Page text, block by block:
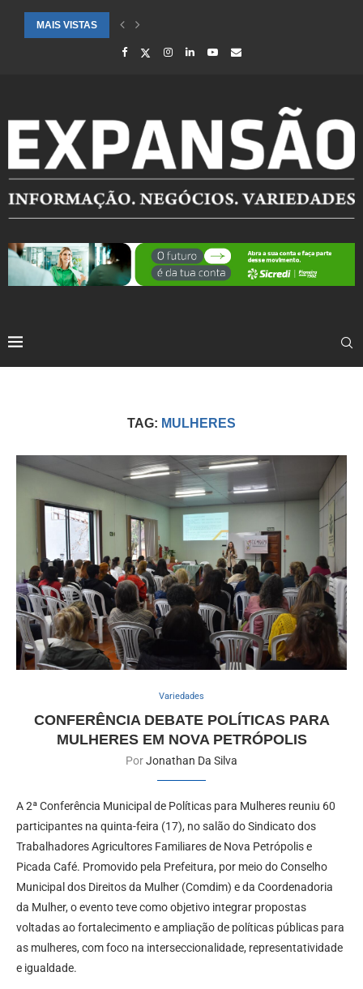
MAIS VISTAS
CIDADES ATENDIDAS PELO SEBRAE RS SÃO DESTAQUE EM
TAG: MULHERES
Variedades
CONFERÊNCIA DEBATE POLÍTICAS PARA
MULHERES EM NOVA PETRÓPOLIS
PorJonathan Da Silva
A 2ª Conferência Municipal de Políticas para Mulheres reuniu 60
participantes na quinta-feira (17), no salão do Sindicato dos
Trabalhadores Agricultores Familiares de Nova Petrópolis e
Picada Café. Promovido pela Prefeitura, por meio do Conselho
Municipal dos Direitos da Mulher (Comdim) e da Coordenadoria
da Mulher, o evento teve como objetivo integrar propostas
voltadas ao fortalecimento e ampliação de políticas públicas para
as mulheres, com foco na interseccionalidade, representatividade
e igualdade.